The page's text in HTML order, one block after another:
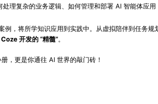
理复杂的业务逻辑、如何管理和部署 AI 智能体应
，将所学知识应用到实践中。从虚拟陪伴到任务
开发的 “精髓”。
，更是你通往 AI 世界的敲门砖！